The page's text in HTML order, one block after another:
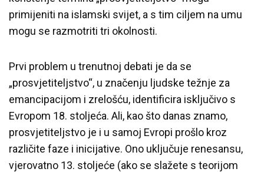
primijeniti na islamski svijet, a s tim ciljem na umu
mogu se razmotriti tri okolnosti.
Prvi problem u trenutnoj debati je da se
„prosvjetiteljstvo“, u značenju ljudske težnje za
emancipacijom i zrelošću, identificira isključivo s
Evropom 18. stoljeća. Ali, kao što danas znamo,
prosvjetiteljstvo je i u samoj Evropi prošlo kroz
različite faze i inicijative. Ono uključuje renesansu,
vjerovatno 13. stoljeće (ako se slažete s teorijom